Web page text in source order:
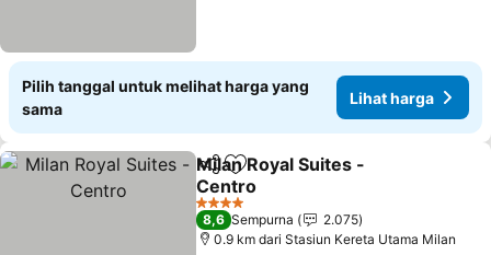
Pilih tanggal untuk melihat harga yang
sama
Lihat harga
BagikanTambahkan ke favorit
Milan Royal Suites -
Centro
Lihat harga
4 Bintang
8,6 Sempurna
2.075
0.9 km dari Stasiun Kereta Utama Milan